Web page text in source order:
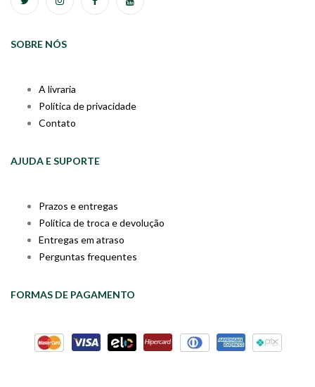
SOBRE NÓS
A livraria
Política de privacidade
Contato
AJUDA E SUPORTE
Prazos e entregas
Política de troca e devolução
Entregas em atraso
Perguntas frequentes
FORMAS DE PAGAMENTO